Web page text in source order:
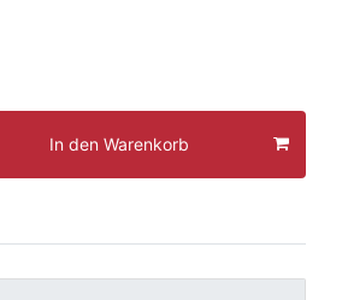
In den Warenkorb